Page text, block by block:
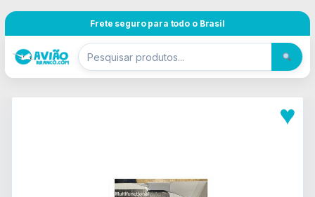
Frete seguro para todo o Brasil
♥